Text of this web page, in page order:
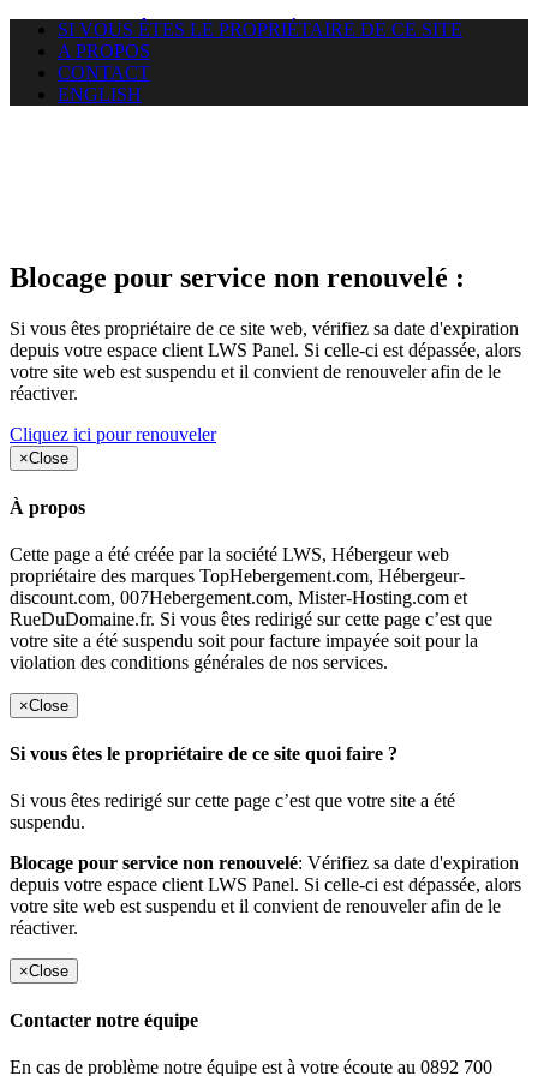
SI VOUS ÊTES LE PROPRIÉTAIRE DE CE SITE
A PROPOS
CONTACT
ENGLISH
Blocage pour service non renouvelé :
Si vous êtes propriétaire de ce site web, vérifiez sa date d'expiration
depuis votre espace client LWS Panel. Si celle-ci est dépassée, alors
votre site web est suspendu et il convient de renouveler afin de le
réactiver.
Cliquez ici pour renouveler
×Close
À propos
Cette page a été créée par la société LWS, Hébergeur web
propriétaire des marques TopHebergement.com, Hébergeur-
discount.com, 007Hebergement.com, Mister-Hosting.com et
RueDuDomaine.fr. Si vous êtes redirigé sur cette page c’est que
votre site a été suspendu soit pour facture impayée soit pour la
violation des conditions générales de nos services.
×Close
Si vous êtes le propriétaire de ce site quoi faire ?
Si vous êtes redirigé sur cette page c’est que votre site a été
suspendu.
Blocage pour service non renouvelé: Vérifiez sa date d'expiration
depuis votre espace client LWS Panel. Si celle-ci est dépassée, alors
votre site web est suspendu et il convient de renouveler afin de le
réactiver.
×Close
Contacter notre équipe
En cas de problème notre équipe est à votre écoute au 0892 700